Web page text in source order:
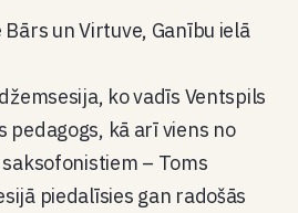
Bārs un Virtuve, Ganību ielā
kovadīs Ventspils
pedagogs, kā arīviens no
– Toms
piedalīsies gan radošās